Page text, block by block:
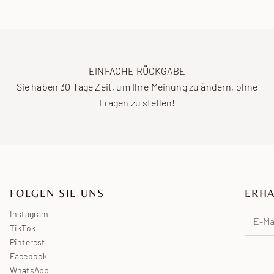
EINFACHE RÜCKGABE
Sie haben 30 Tage Zeit, um Ihre Meinung zu ändern, ohne
Fragen zu stellen!
FOLGEN SIE UNS
Instagram
TikTok
Pinterest
Facebook
WhatsApp